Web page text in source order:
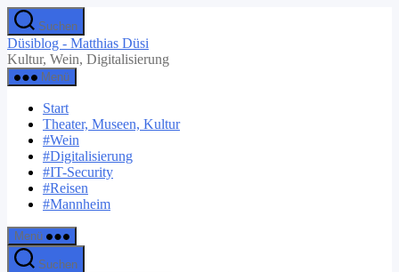
Zum
Inhalt
springen
Suchen
Düsiblog - Matthias Düsi
Kultur, Wein, Digitalisierung
Menü
Start
Theater, Museen, Kultur
#Wein
#Digitalisierung
#IT-Security
#Reisen
#Mannheim
Menü
Suchen